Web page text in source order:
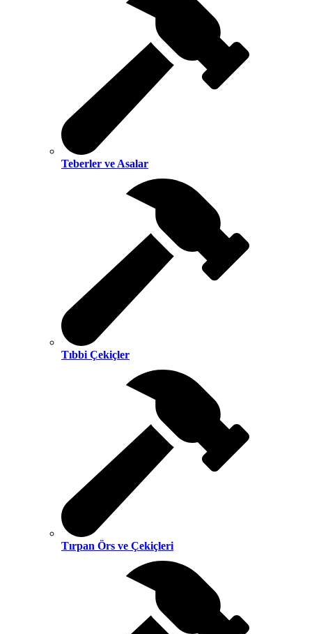
Teberler ve Asalar
Tıbbi Çekiçler
Tırpan Örs ve Çekiçleri